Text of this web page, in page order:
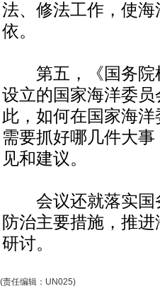
法、修法工作，使
依。
第五，《国务院
设立的国家海洋委
此，如何在国家海
需要抓好哪几件大
见和建议。
会议还就落实国
防治主要措施，推
研讨。
(责任编辑：UN025)